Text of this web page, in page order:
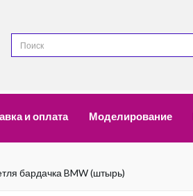
и оплата Моделирование
бардачка BMW (штырь)